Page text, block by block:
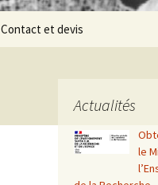
Contact et devis
Actualités
le